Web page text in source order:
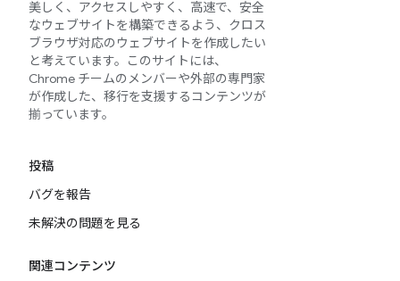
美しく、アクセスしやすく、高速で、安全
なウェブサイトを構築できるよう、クロス
ブラウザ対応のウェブサイトを作成したい
と考えています。このサイトには、
Chrome チームのメンバーや外部の専門家
が作成した、移行を支援するコンテンツが
揃っています。
投稿
バグを報告
未解決の問題を見る
関連コンテンツ